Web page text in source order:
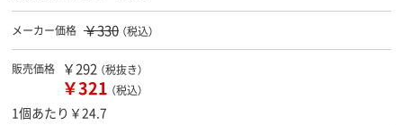
メーカー価格 ￥330 （税込）
販売価格 ￥292 （税抜き）
￥321 （税込）
1個あたり￥24.7